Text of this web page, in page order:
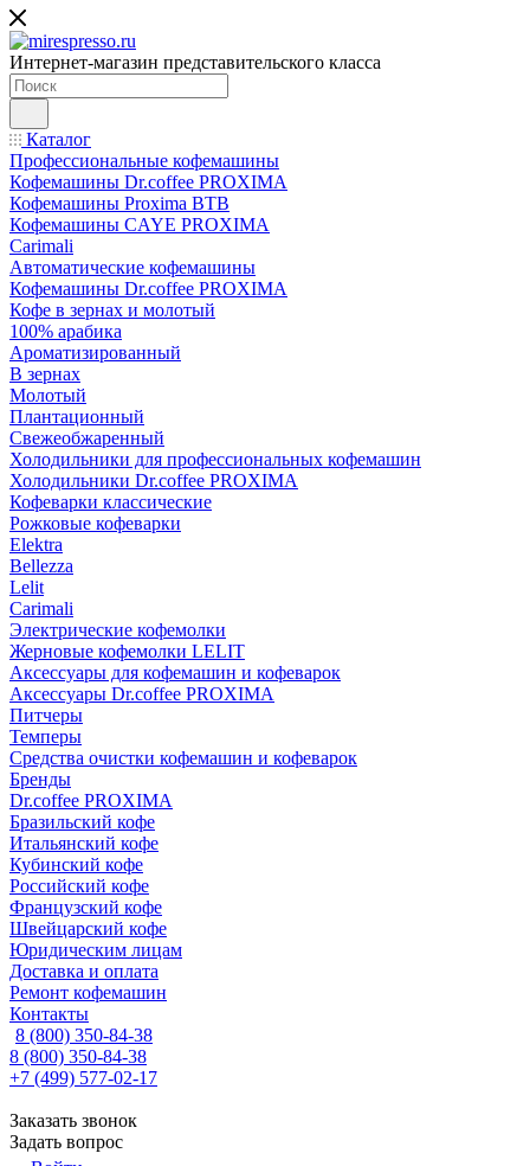
Интернет-магазин представительского класса
Каталог
Профессиональные кофемашины
Кофемашины Dr.coffee PROXIMA
Кофемашины Proxima BTB
Кофемашины CAYE PROXIMA
Carimali
Автоматические кофемашины
Кофемашины Dr.coffee PROXIMA
Кофе в зернах и молотый
100% арабика
Ароматизированный
В зернах
Молотый
Плантационный
Свежеобжаренный
Холодильники для профессиональных кофемашин
Холодильники Dr.coffee PROXIMA
Кофеварки классические
Рожковые кофеварки
Elektra
Bellezza
Lelit
Carimali
Электрические кофемолки
Жерновые кофемолки LELIT
Аксессуары для кофемашин и кофеварок
Аксессуары Dr.coffee PROXIMA
Питчеры
Темперы
Средства очистки кофемашин и кофеварок
Бренды
Dr.coffee PROXIMA
Бразильский кофе
Итальянский кофе
Кубинский кофе
Российский кофе
Французский кофе
Швейцарский кофе
Юридическим лицам
Доставка и оплата
Ремонт кофемашин
Контакты
8 (800) 350-84-38
8 (800) 350-84-38
+7 (499) 577-02-17
Заказать звонок
Задать вопрос